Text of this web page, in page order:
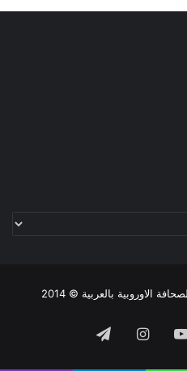
الاوروبية بالعربية © 2014
يوتيوبانستقرامتيلقرام